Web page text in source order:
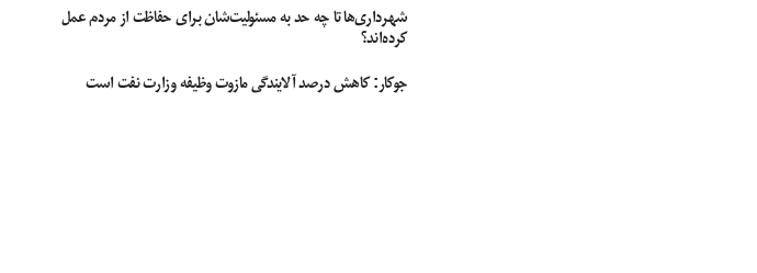
شهرداری‌ها تا چه حد به مسئولیت‌شان برای حفاظت از مردم عمل
کرده‌اند؟
جوکار: کاهش درصد آلایندگی مازوت وظیفه وزارت نفت است